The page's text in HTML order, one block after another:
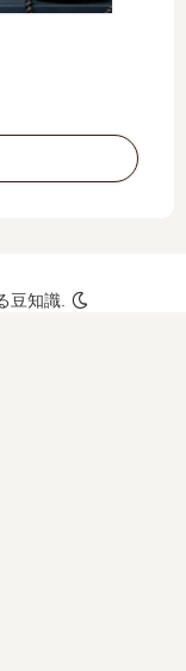
いサ
うな
会社
豆知識.